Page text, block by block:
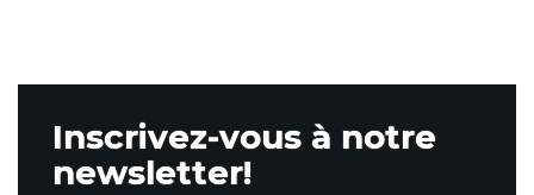
Inscrivez-vous à notre
newsletter!